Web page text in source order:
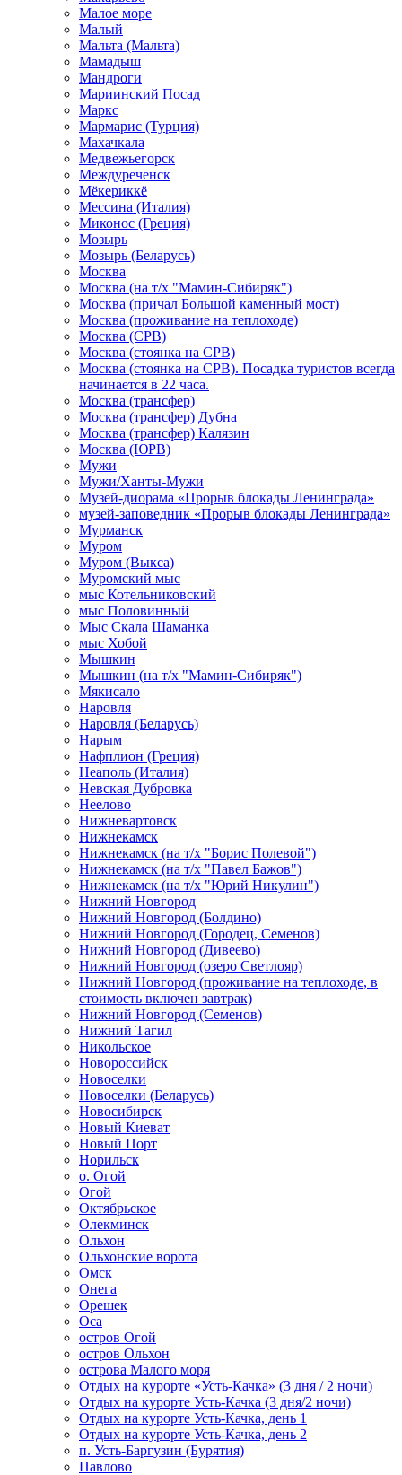
Малое море
Малый
Мальта (Мальта)
Мамадыш
Мандроги
Мариинский Посад
Маркс
Мармарис (Турция)
Махачкала
Медвежьегорск
Междуреченск
Мёкериккё
Мессина (Италия)
Миконос (Греция)
Мозырь
Мозырь (Беларусь)
Москва
Москва (на т/х "Мамин-Сибиряк")
Москва (причал Большой каменный мост)
Москва (проживание на теплоходе)
Москва (СРВ)
Москва (стоянка на СРВ)
Москва (стоянка на СРВ). Посадка туристов всегда
начинается в 22 часа.
Москва (трансфер)
Москва (трансфер) Дубна
Москва (трансфер) Калязин
Москва (ЮРВ)
Мужи
Мужи/Ханты-Мужи
Музей-диорама «Прорыв блокады Ленинграда»
музей-заповедник «Прорыв блокады Ленинграда»
Мурманск
Муром
Муром (Выкса)
Муромский мыс
мыс Котельниковский
мыс Половинный
Мыс Скала Шаманка
мыс Хобой
Мышкин
Мышкин (на т/х "Мамин-Сибиряк")
Мякисало
Наровля
Наровля (Беларусь)
Нарым
Нафплион (Греция)
Неаполь (Италия)
Невская Дубровка
Неелово
Нижневартовск
Нижнекамск
Нижнекамск (на т/х "Борис Полевой")
Нижнекамск (на т/х "Павел Бажов")
Нижнекамск (на т/х "Юрий Никулин")
Нижний Новгород
Нижний Новгород (Болдино)
Нижний Новгород (Городец, Семенов)
Нижний Новгород (Дивеево)
Нижний Новгород (озеро Светлояр)
Нижний Новгород (проживание на теплоходе, в
стоимость включен завтрак)
Нижний Новгород (Семенов)
Нижний Тагил
Никольское
Новороссийск
Новоселки
Новоселки (Беларусь)
Новосибирск
Новый Киеват
Новый Порт
Норильск
о. Огой
Огой
Октябрьское
Олекминск
Ольхон
Ольхонские ворота
Омск
Онега
Орешек
Оса
остров Огой
остров Ольхон
острова Малого моря
Отдых на курорте «Усть-Качка» (3 дня / 2 ночи)
Отдых на курорте Усть-Качка (3 дня/2 ночи)
Отдых на курорте Усть-Качка, день 1
Отдых на курорте Усть-Качка, день 2
п. Усть-Баргузин (Бурятия)
Павлово